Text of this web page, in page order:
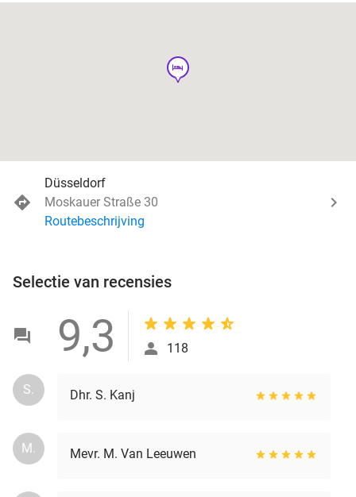
hotel
Düsseldorf
Moskauer Straße 30
Routebeschrijving
Selectie van recensies
9,3 118
S. Dhr. S. Kanj
M. Mevr. M. Van Leeuwen